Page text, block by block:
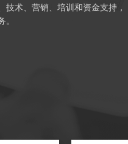
术、营销、培训和资金支持，